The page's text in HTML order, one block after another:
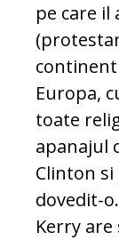
pe care il
Europa,
toate
apanajul
Clinton
dovedit-o.
Kerry